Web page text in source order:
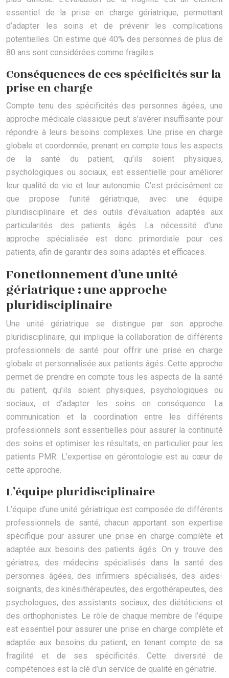
essentiel de la prise en charge gériatrique, permettant
d’adapter les soins et de prévenir les complications
potentielles. On estime que 40% des personnes de plus de
80 ans sont considérées comme fragiles.
Conséquences de ces spécificités sur la
prise en charge
Compte tenu des spécificités des personnes âgées, une
approche médicale classique peut s’avérer insuffisante pour
répondre à leurs besoins complexes. Une prise en charge
globale et coordonnée, prenant en compte tous les aspects
de la santé du patient, qu’ils soient physiques,
psychologiques ou sociaux, est essentielle pour améliorer
leur qualité de vie et leur autonomie. C’est précisément ce
que propose l’unité gériatrique, avec une équipe
pluridisciplinaire et des outils d’évaluation adaptés aux
particularités des patients âgés. La nécessité d’une
approche spécialisée est donc primordiale pour ces
patients, afin de garantir des soins adaptés et efficaces.
Fonctionnement d’une unité
gériatrique : une approche
pluridisciplinaire
Une unité gériatrique se distingue par son approche
pluridisciplinaire, qui implique la collaboration de différents
professionnels de santé pour offrir une prise en charge
globale et personnalisée aux patients âgés. Cette approche
permet de prendre en compte tous les aspects de la santé
du patient, qu’ils soient physiques, psychologiques ou
sociaux, et d’adapter les soins en conséquence. La
communication et la coordination entre les différents
professionnels sont essentielles pour assurer la continuité
des soins et optimiser les résultats, en particulier pour les
patients PMR. L’expertise en gérontologie est au cœur de
cette approche.
L’équipe pluridisciplinaire
L’équipe d’une unité gériatrique est composée de différents
professionnels de santé, chacun apportant son expertise
spécifique pour assurer une prise en charge complète et
adaptée aux besoins des patients âgés. On y trouve des
gériatres, des médecins spécialisés dans la santé des
personnes âgées, des infirmiers spécialisés, des aides-
soignants, des kinésithérapeutes, des ergothérapeutes, des
psychologues, des assistants sociaux, des diététiciens et
des orthophonistes. Le rôle de chaque membre de l’équipe
est essentiel pour assurer une prise en charge complète et
adaptée aux besoins du patient, en tenant compte de sa
fragilité et de ses spécificités. Cette diversité de
compétences est la clé d’un service de qualité en gériatrie.